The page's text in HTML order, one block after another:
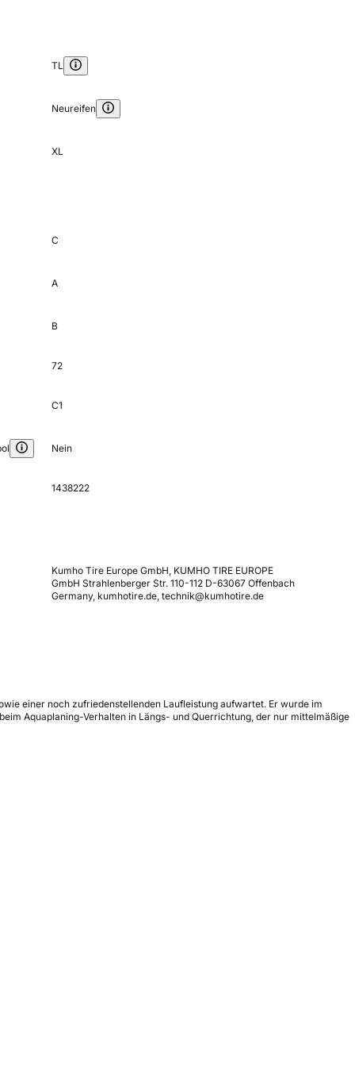
TL
Neureifen
XL
C
A
B
72
C1
Nein
1438222
Kumho Tire Europe GmbH, KUMHO TIRE EUROPE
GmbH Strahlenberger Str. 110-112 D-63067 Offenbach
Germany, kumhotire.de, technik@kumhotire.de
einer noch zufriedenstellenden Laufleistung aufwartet. Er wurde im
Aquaplaning-Verhalten in Längs- und Querrichtung, der nur mittelmäßige